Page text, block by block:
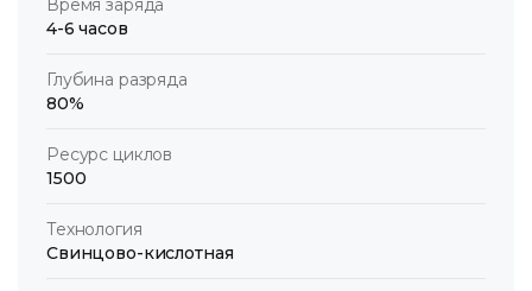
Время заряда
4-6 часов
Глубина разряда
80%
Ресурс циклов
1500
Технология
Свинцово-кислотная